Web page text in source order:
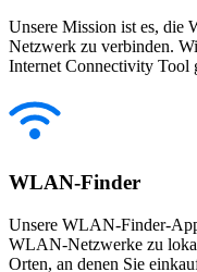
Unsere Mission ist es, die
Netzwerk zu verbinden.
Internet Connectivity Tool
WLAN-Finder
Unsere WLAN-Finder-
WLAN-Netzwerke zu
Orten, an denen Sie